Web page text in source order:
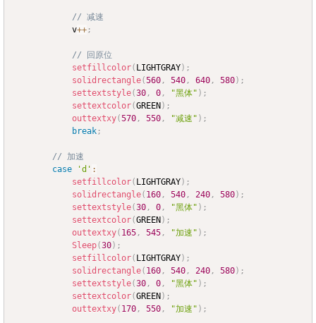
// 减速
			v
++ ;
// 回原位
setfillcolor( LIGHTGRAY) ;
solidrectangle(560 , 540 , 640 , 580) ;
settextstyle(30 , 0 , "黑体" ) ;
settextcolor(GREEN ) ;
outtextxy(570 , 550 , "减速" ) ;
break ;
// 加速
case
'd' :
setfillcolor( LIGHTGRAY) ;
solidrectangle( 160 , 540 , 240 , 580) ;
settextstyle(30 , 0 , "黑体" ) ;
settextcolor(GREEN ) ;
outtextxy( 165 , 545 , "加速" ) ;
Sleep(30) ;
setfillcolor( LIGHTGRAY) ;
solidrectangle( 160 , 540 , 240 , 580) ;
settextstyle(30 , 0 , "黑体" ) ;
settextcolor(GREEN ) ;
outtextxy( 170 , 550 , "加速" ) ;